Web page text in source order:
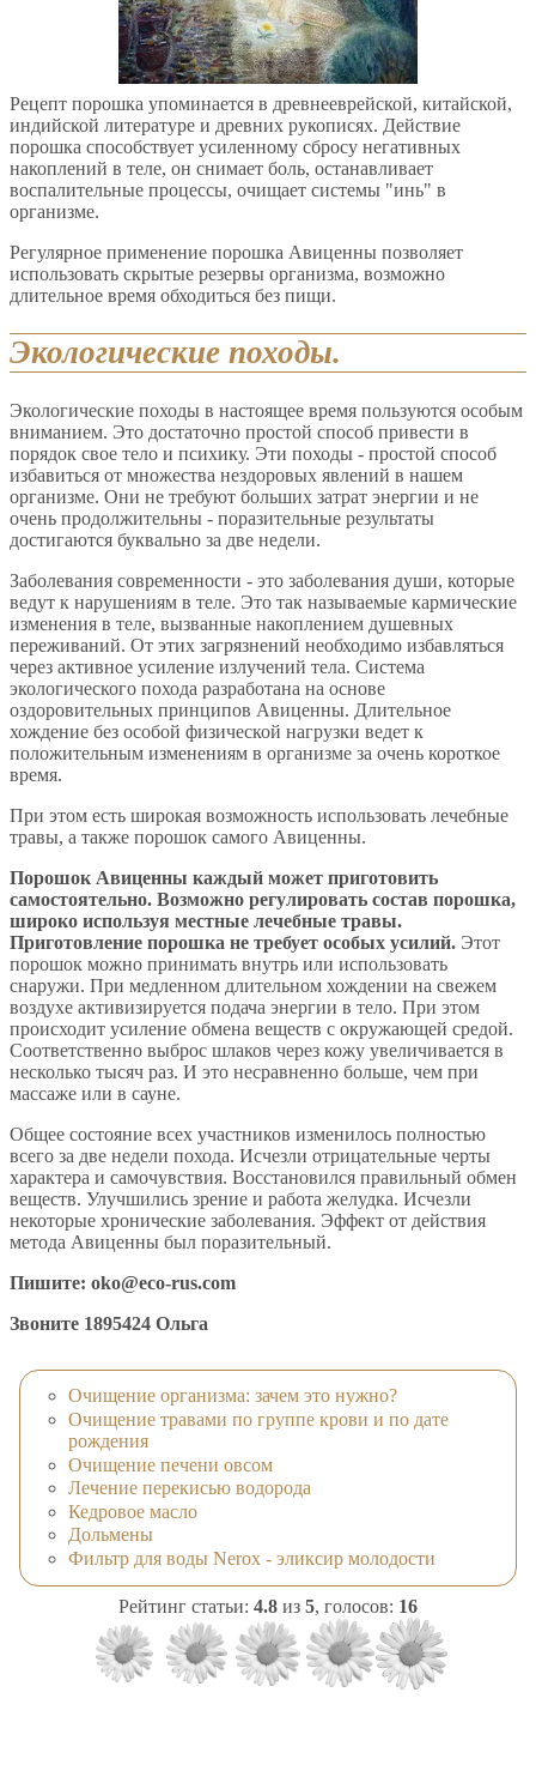
Рецепт порошка упоминается в древнееврейской, китайской,
индийской литературе и древних рукописях. Действие
порошка способствует усиленному сбросу негативных
накоплений в теле, он снимает боль, останавливает
воспалительные процессы, очищает системы "инь" в
организме.
Регулярное применение порошка Авиценны позволяет
использовать скрытые резервы организма, возможно
длительное время обходиться без пищи.
Экологические походы.
Экологические походы в настоящее время пользуются особым
вниманием. Это достаточно простой способ привести в
порядок свое тело и психику. Эти походы - простой способ
избавиться от множества нездоровых явлений в нашем
организме. Они не требуют больших затрат энергии и не
очень продолжительны - поразительные результаты
достигаются буквально за две недели.
Заболевания современности - это заболевания души, которые
ведут к нарушениям в теле. Это так называемые кармические
изменения в теле, вызванные накоплением душевных
переживаний. От этих загрязнений необходимо избавляться
через активное усиление излучений тела. Система
экологического похода разработана на основе
оздоровительных принципов Авиценны. Длительное
хождение без особой физической нагрузки ведет к
положительным изменениям в организме за очень короткое
время.
При этом есть широкая возможность использовать лечебные
травы, а также порошок самого Авиценны.
Порошок Авиценны каждый может приготовить
самостоятельно. Возможно регулировать состав порошка,
широко используя местные лечебные травы.
Приготовление порошка не требует особых усилий. Этот
порошок можно принимать внутрь или использовать
снаружи. При медленном длительном хождении на свежем
воздухе активизируется подача энергии в тело. При этом
происходит усиление обмена веществ с окружающей средой.
Соответственно выброс шлаков через кожу увеличивается в
несколько тысяч раз. И это несравненно больше, чем при
массаже или в сауне.
Общее состояние всех участников изменилось полностью
всего за две недели похода. Исчезли отрицательные черты
характера и самочувствия. Восстановился правильный обмен
веществ. Улучшились зрение и работа желудка. Исчезли
некоторые хронические заболевания. Эффект от действия
метода Авиценны был поразительный.
Пишите: oko@eco-rus.com
Звоните 1895424 Ольга
Очищение организма: зачем это нужно?
Очищение травами по группе крови и по дате
рождения
Очищение печени овсом
Лечение перекисью водорода
Кедровое масло
Дольмены
Фильтр для воды Nerox - эликсир молодости
Рейтинг статьи: 4.8 из 5, голосов: 16